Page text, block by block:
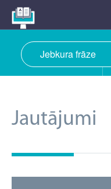
Jautājumi